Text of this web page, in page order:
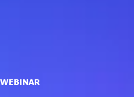
WEBINAR